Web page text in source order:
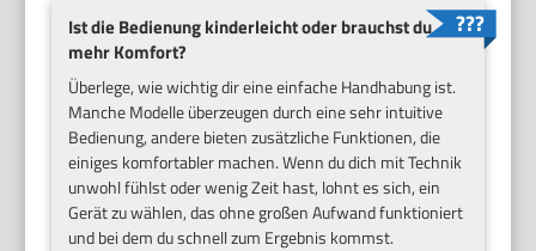
Ist die Bedienung kinderleicht oder brauchst du
mehr Komfort?
Überlege, wie wichtig dir eine einfache Handhabung ist.
Manche Modelle überzeugen durch eine sehr intuitive
Bedienung, andere bieten zusätzliche Funktionen, die
einiges komfortabler machen. Wenn du dich mit Technik
unwohl fühlst oder wenig Zeit hast, lohnt es sich, ein
Gerät zu wählen, das ohne großen Aufwand funktioniert
und bei dem du schnell zum Ergebnis kommst.